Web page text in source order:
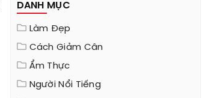
DANH MỤC
Làm Đẹp
Cách Giảm Cân
Ẩm Thực
Người Nổi Tiếng